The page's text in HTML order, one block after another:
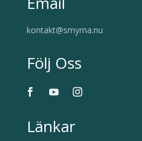
kontakt@smyrna.nu
Följ Oss
Länkar